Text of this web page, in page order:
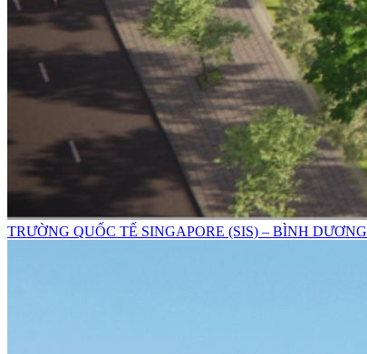
TRƯỜNG QUỐC TẾ SINGAPORE (SIS) – BÌNH DƯƠNG